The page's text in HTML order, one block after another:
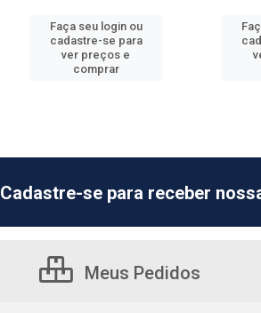
Faça seu login ou
cadastre-se para
ver preços e
comprar
Cadastre-se para receber
Meus Pedidos